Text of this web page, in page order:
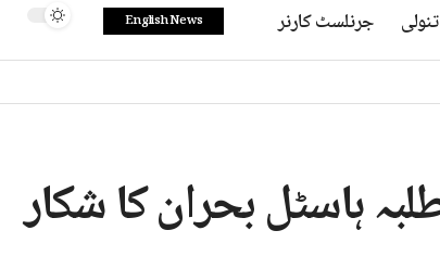
جرنلسٹ کارنر English News
ہاسٹل بحران کا شکار